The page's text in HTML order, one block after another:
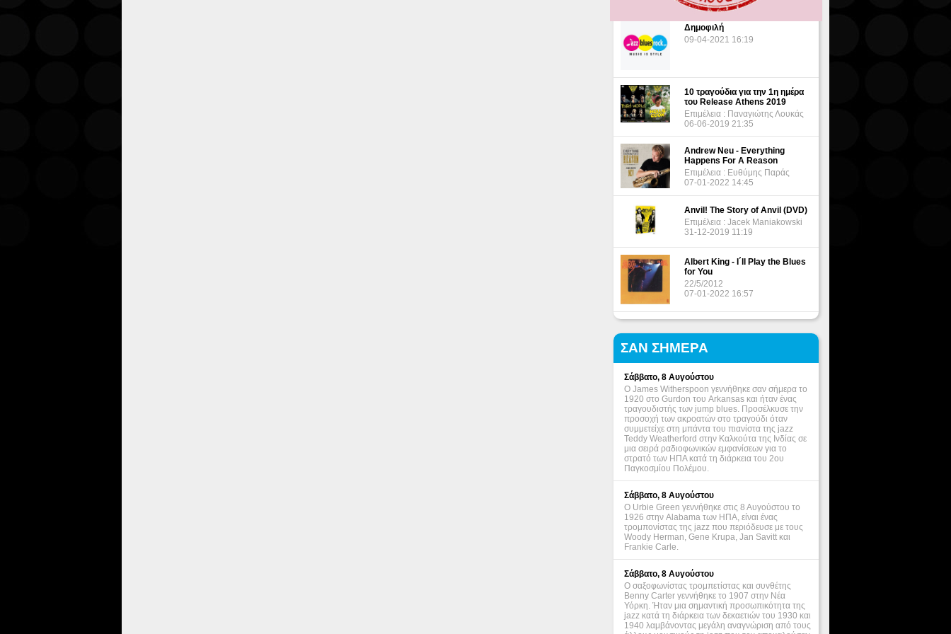
Δημοφιλή
09-04-2021 16:19
10 τραγούδια για την 1η ημέρα
του Release Athens 2019
Επιμέλεια : Παναγιώτης Λουκάς
06-06-2019 21:35
Andrew Neu - Everything
Happens For A Reason
Επιμέλεια : Ευθύμης Παράς
07-01-2022 14:45
Anvil! The Story of Anvil (DVD)
Επιμέλεια : Jacek Maniakowski
31-12-2019 11:19
Albert King - I΄ll Play the Blues
for You
22/5/2012
07-01-2022 16:57
ΣΑΝ ΣΗΜΕΡΑ
Σάββατο, 8 Αυγούστου
Ο James Witherspoon γεννήθηκε σαν σήμερα το
1920 στο Gurdon του Arkansas και ήταν ένας
τραγουδιστής των jump blues. Προσέλκυσε την
προσοχή των ακροατών στο τραγούδι όταν
συμμετείχε στη μπάντα του πιανίστα της jazz
Teddy Weatherford στην Καλκούτα της Ινδίας σε
μια σειρά ραδιοφωνικών εμφανίσεων για το
στρατό των ΗΠΑ κατά τη διάρκεια του 2ου
Παγκοσμίου Πολέμου.
Σάββατο, 8 Αυγούστου
Ο Urbie Green γεννήθηκε στις 8 Αυγούστου το
1926 στην Alabama των ΗΠΑ, είναι ένας
τρομπονίστας της jazz που περιόδευσε με τους
Woody Herman, Gene Krupa, Jan Savitt και
Frankie Carle.
Σάββατο, 8 Αυγούστου
Ο σαξοφωνίστας τρομπετίστας και συνθέτης
Benny Carter γεννήθηκε το 1907 στην Νέα
Υόρκη. Ήταν μια σημαντική προσωπικότητα της
jazz κατά τη διάρκεια των δεκαετιών του 1930 και
1940 λαμβάνοντας μεγάλη αναγνώριση από τους